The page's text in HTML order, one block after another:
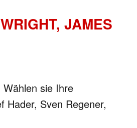
JAMES
Wählen sie Ihre
Hader, Sven Regener,